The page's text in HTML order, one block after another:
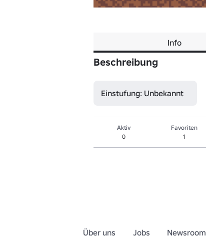
Info
Beschreibung
Einstufung: Unbekannt
Aktiv
0
Favoriten
1
Über uns Jobs Newsroom